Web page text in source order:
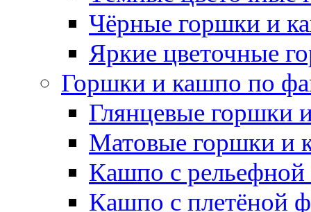
Чёрные горшки и
Яркие цветочные
Горшки и кашпо по
Глянцевые горшки
Матовые горшки и
Кашпо с рельефной
Кашпо с плетёной